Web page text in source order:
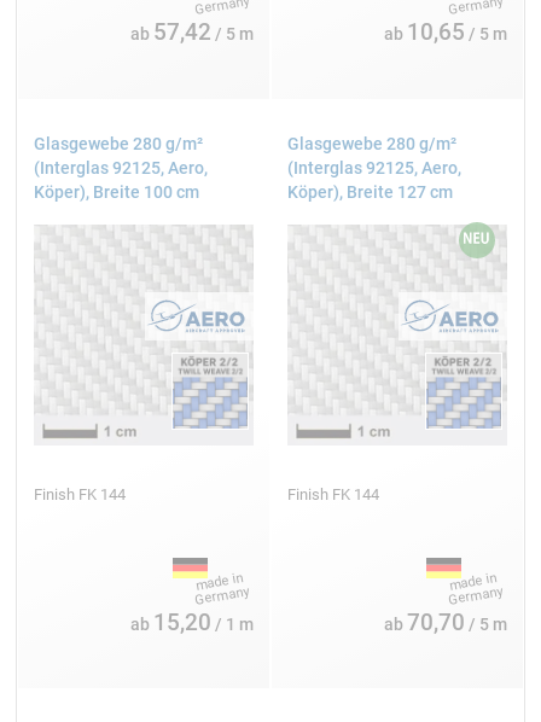
Testen Sie die Ausrichtung aller Komponenten vor dem
dem Erstflug überprüft werden.
ab 57,42 / 5 m ab 10,65 / 5 m
Glasgewebe 280 g/m²
(Interglas 92125, Aero,
Köper), Breite 100 cm
Finish FK 144
ab 15,20 / 1 m
Glasgewebe 280 g/m²
(Interglas 92125, Aero,
Köper), Breite 127 cm
Finish FK 144
ab 70,70 / 5 m